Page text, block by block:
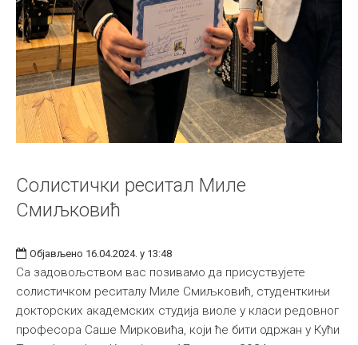
Солистички реситал Миле
Смиљковић
Објављено 16.04.2024. у 13:48
Са задовољством вас позивамо да присуствујете
солистичком реситалу Миле Смиљковић, студенткињи
докторских академских студија виоле у класи редовног
професора Саше Мирковића, који ће бити одржан у Кући